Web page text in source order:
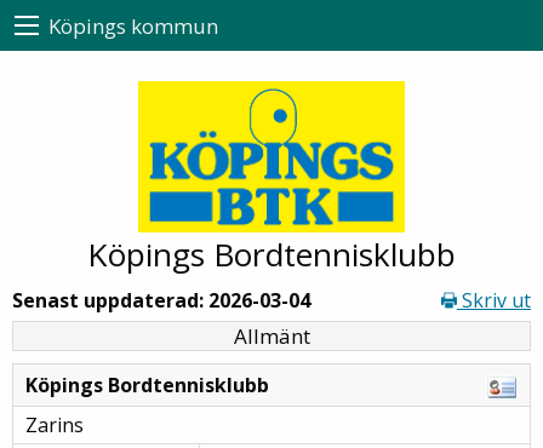
Köpings kommun
Köpings Bordtennisklubb
Senast uppdaterad: 2026-03-04 Skriv ut
Allmänt
Köpings Bordtennisklubb
Zarins